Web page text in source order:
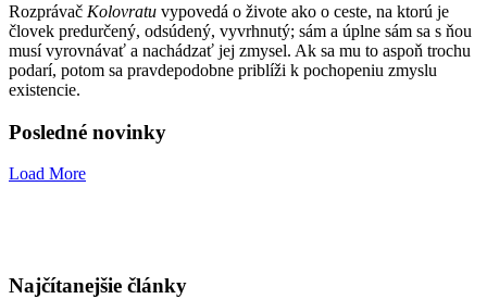
Rozprávač Kolovratu vypovedá o živote ako o ceste, na ktorú je
človek predurčený, odsúdený, vyvrhnutý; sám a úplne sám sa s ňou
musí vyrovnávať a nachádzať jej zmysel. Ak sa mu to aspoň trochu
podarí, potom sa pravdepodobne priblíži k pochopeniu zmyslu
existencie.
Posledné novinky
Load More
Najčítanejšie články